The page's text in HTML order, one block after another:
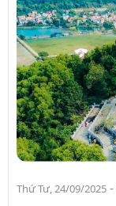
Thứ Tư, 24/09/2025 -